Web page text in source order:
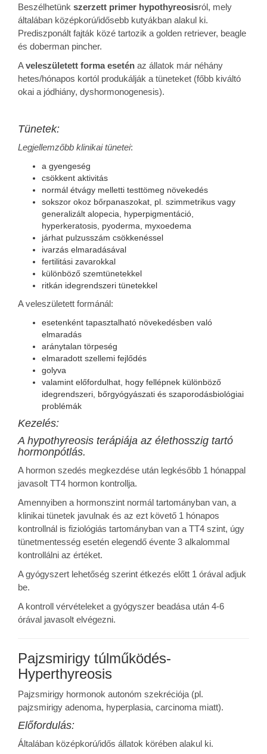
Beszélhetünk szerzett primer hypothyreosisról, mely
általában középkorú/idősebb kutyákban alakul ki.
Prediszponált fajták közé tartozik a golden retriever, beagle
és doberman pincher.
Aveleszületett forma esetén az állatok már néhány
hetes/hónapos kortól produkálják a tüneteket (főbb kiváltó
okai a jódhiány, dyshormonogenesis).
Tünetek:
Legjellemzőbb klinikai tünetei:
a gyengeség
csökkent aktivitás
normál étvágy melletti testtömeg növekedés
sokszor okoz bőrpanaszokat, pl. szimmetrikus vagy
generalizált alopecia, hyperpigmentáció,
hyperkeratosis, pyoderma, myxoedema
járhat pulzusszám csökkenéssel
ivarzás elmaradásával
fertilitási zavarokkal
különböző szemtünetekkel
ritkán idegrendszeri tünetekkel
A veleszületett formánál:
esetenként tapasztalható növekedésben való
elmaradás
aránytalan törpeség
elmaradott szellemi fejlődés
golyva
valamint előfordulhat, hogy fellépnek különböző
idegrendszeri, bőrgyógyászati és szaporodásbiológiai
problémák
Kezelés:
A hypothyreosis terápiája az élethosszig tartó
hormonpótlás.
A hormon szedés megkezdése után legkésőbb 1 hónappal
javasolt TT4 hormon kontrollja.
Amennyiben a hormonszint normál tartományban van, a
klinikai tünetek javulnak és az ezt követő 1 hónapos
kontrollnál is fiziológiás tartományban van a TT4 szint, úgy
tünetmentesség esetén elegendő évente 3 alkalommal
kontrollálni az értéket.
A gyógyszert lehetőség szerint étkezés előtt 1 órával adjuk
be.
A kontroll vérvételeket a gyógyszer beadása után 4-6
órával javasolt elvégezni.
Pajzsmirigy túlműködés-
Hyperthyreosis
Pajzsmirigy hormonok autonóm szekréciója (pl.
pajzsmirigy adenoma, hyperplasia, carcinoma miatt).
Előfordulás:
Általában középkorú/idős állatok körében alakul ki.